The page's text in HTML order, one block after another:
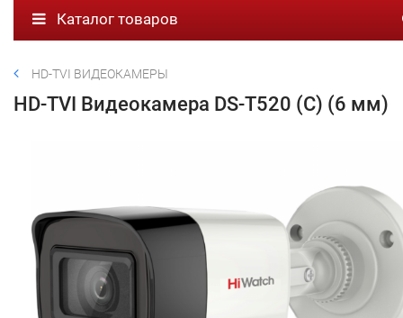
Каталог товаров
HD-TVI ВИДЕОКАМЕРЫ
HD-TVI Видеокамера DS-T520 (С) (6 мм)